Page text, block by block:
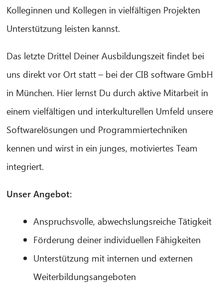
Kolleginnen und Kollegen in vielfältigen Projekten
Unterstützung leisten kannst.
Das letzte Drittel Deiner Ausbildungszeit findet bei
uns direkt vor Ort statt – bei der CIB software GmbH
in München. Hier lernst Du durch aktive Mitarbeit in
einem vielfältigen und interkulturellen Umfeld unsere
Softwarelösungen und Programmiertechniken
kennen und wirst in ein junges, motiviertes Team
integriert.
Unser Angebot:
Anspruchsvolle, abwechslungsreiche Tätigkeit
Förderung deiner individuellen Fähigkeiten
Unterstützung mit internen und externen
Weiterbildungsangeboten
CIB AI ChatBot
¡Hola! ¿Qué puedo hacer por ti?